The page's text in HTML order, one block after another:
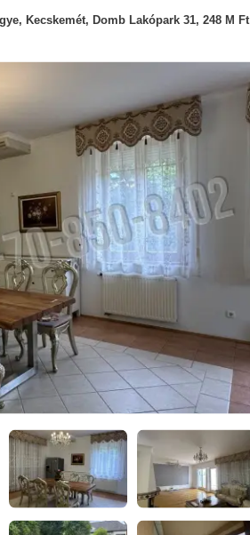
Kecskemét, Domb Lakópark 31, 248 M Ft